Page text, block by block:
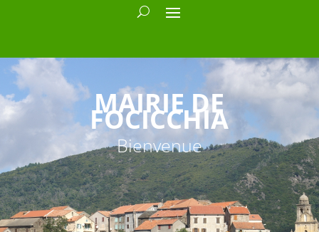
MAIRIE DE
FOCICCHIA
Bienvenue